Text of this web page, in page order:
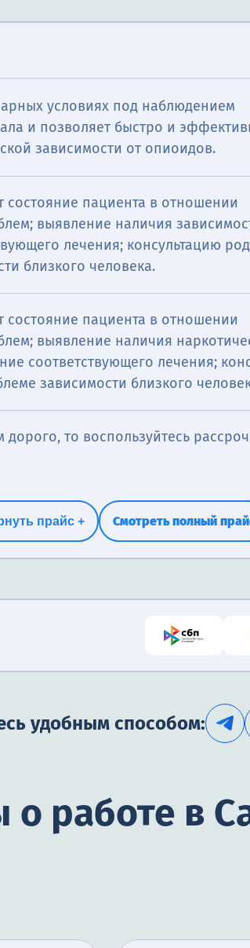
условиях под наблюдением
и позволяет быстро и
зависимости от опиоидов.
состояние пациента в отношении
выявление наличия
лечения; консультацию
близкого человека.
состояние пациента в отношении
выявление наличия
соответствующего лечения;
зависимости близкого
то воспользуйтесь
прайс + Смотреть полный
удобным способом:
работе в